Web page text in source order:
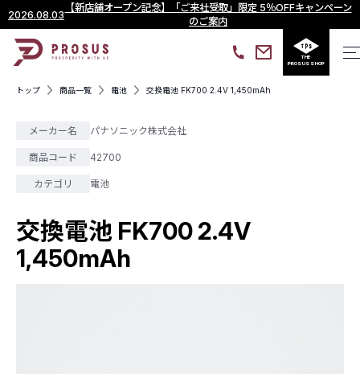
2026.08.03
【新店舗オープン記念】「ご来社受取」限定 5％OFFキャンペーン
のご案内
THE
PROSUS SHOP
トップ 商品一覧 電池 交換電池 FK700 2.4V 1,450mAh
メーカー名 パナソニック株式会社
商品コード 42700
カテゴリ 電池
交換電池 FK700 2.4V
1,450mAh